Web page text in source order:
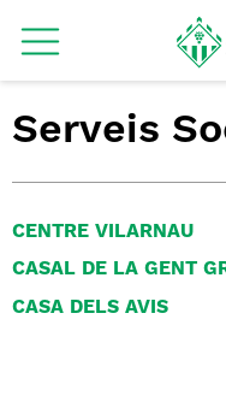
Serveis
CENTRE VILARNAU
CASAL DE LA GENT
CASA DELS AVIS